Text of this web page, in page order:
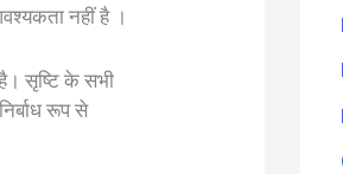
नहीं है ।
सृष्टि के सभी
रूप से